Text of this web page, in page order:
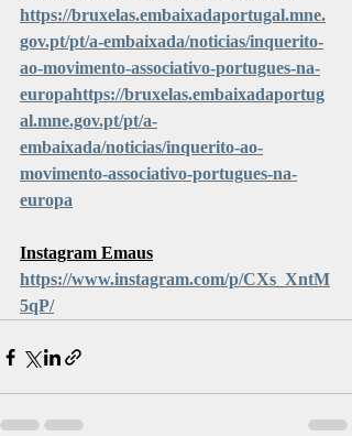
https://bruxelas.embaixadaportugal.mne.
gov.pt/pt/a-embaixada/noticias/inquerito-
ao-movimento-associativo-portugues-na-
europahttps://bruxelas.embaixadaportug
al.mne.gov.pt/pt/a-
embaixada/noticias/inquerito-ao-
movimento-associativo-portugues-na-
europa
Instagram Emaus
https://www.instagram.com/p/CXs_XntM
5qP/